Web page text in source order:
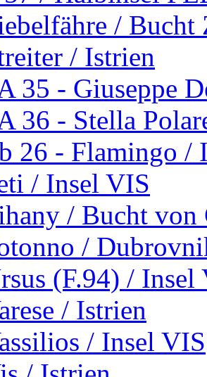
/ Bucht
/ Istrien
35 - Giuseppe
36 - Stella
26 - Flamingo /
/ Insel VIS
/ Bucht von
/
(F.94) / Insel
/ Istrien
/ Insel VIS